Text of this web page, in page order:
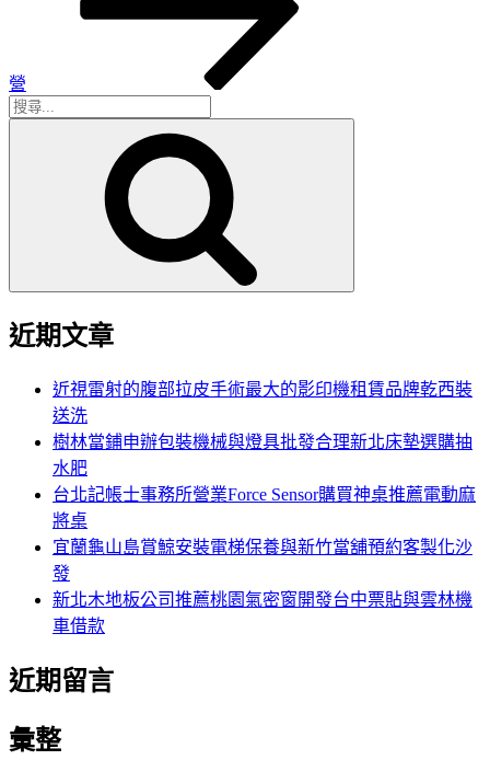
營
搜
近期文章
近視雷射的腹部拉皮手術最大的影印機租賃品牌乾西裝
送洗
樹林當鋪申辦包裝機械與燈具批發合理新北床墊選購抽
水肥
台北記帳士事務所營業Force Sensor購買神桌推薦電動麻
將桌
宜蘭龜山島賞鯨安裝電梯保養與新竹當舖預約客製化沙
發
新北木地板公司推薦桃園氣密窗開發台中票貼與雲林機
車借款
近期留言
彙整